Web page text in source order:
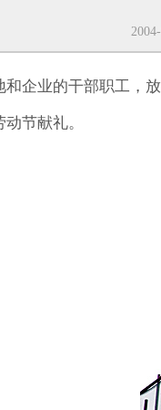
企业的干部职工，
节献礼。